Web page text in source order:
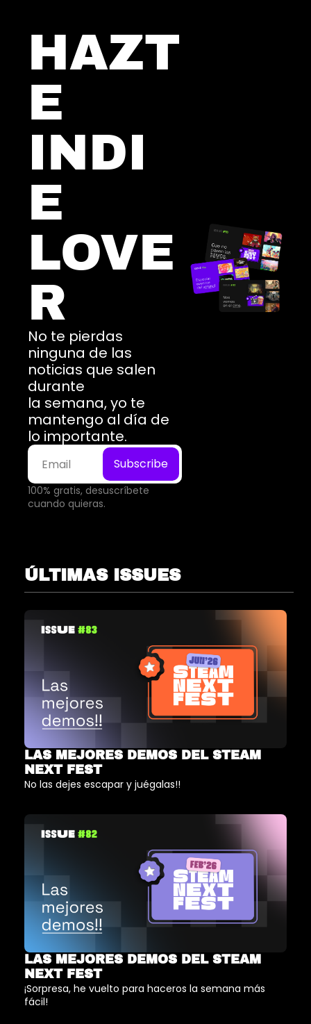
HAZT
E
INDI
E
LOVE
R
No te pierdas
ninguna de las
noticias que salen
durante
la semana, yo te
mantengo al día de
lo importante.
Subscribe
100% gratis, desuscríbete
cuando quieras.
ÚLTIMAS ISSUES
LAS MEJORES DEMOS DEL STEAM
NEXT FEST
No las dejes escapar y juégalas!!
LAS MEJORES DEMOS DEL STEAM
NEXT FEST
¡Sorpresa, he vuelto para haceros la semana más
fácil!